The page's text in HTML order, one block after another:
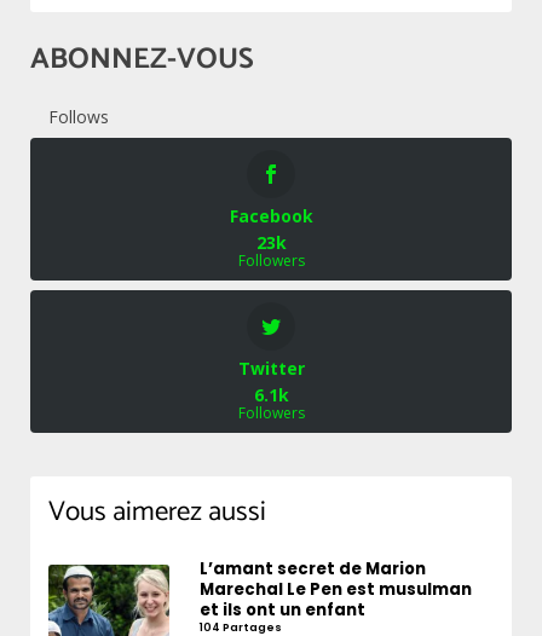
ABONNEZ-VOUS
Follows
Facebook
23k
Followers
Twitter
6.1k
Followers
Vous aimerez aussi
L’amant secret de Marion
Marechal Le Pen est musulman
et ils ont un enfant
104 Partages